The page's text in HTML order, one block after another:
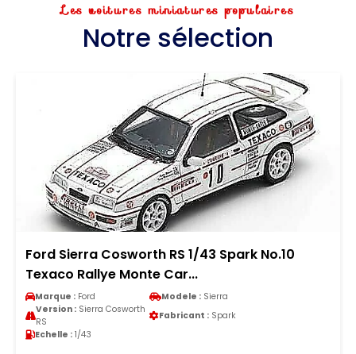
Les voitures miniatures populaires
Notre sélection
Ford Sierra Cosworth RS 1/43 Spark No.10
Texaco Rallye Monte Car...
Marque : Ford Modele : Sierra
Version :Sierra Cosworth
RS
Fabricant : Spark
Echelle : 1/43